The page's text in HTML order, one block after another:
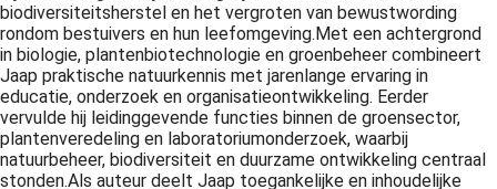
biodiversiteitsherstel en het vergroten van bewustwording
rondom bestuivers en hun leefomgeving.Met een achtergrond
in biologie, plantenbiotechnologie en groenbeheer combineert
Jaap praktische natuurkennis met jarenlange ervaring in
educatie, onderzoek en organisatieontwikkeling. Eerder
vervulde hij leidinggevende functies binnen de groensector,
plantenveredeling en laboratoriumonderzoek, waarbij
natuurbeheer, biodiversiteit en duurzame ontwikkeling centraal
stonden.Als auteur deelt Jaap toegankelijke en inhoudelijke